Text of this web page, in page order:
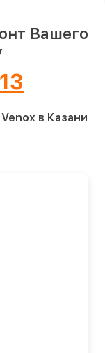
Вашего
в Казани